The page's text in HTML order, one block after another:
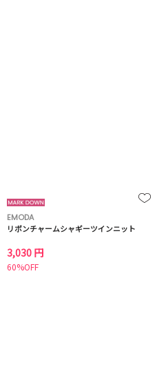
EMODA
リボンチャームシャギーツインニット
3,030 円
60%OFF